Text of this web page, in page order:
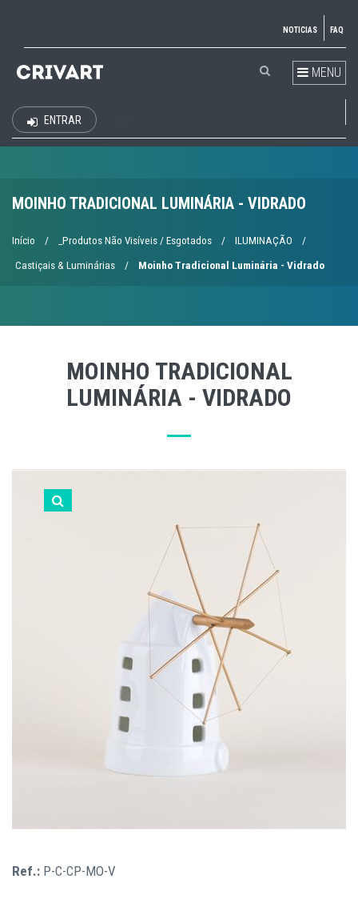
NOTICIAS FAQ
MENU
ENTRAR
MOINHO TRADICIONAL LUMINÁRIA - VIDRADO
Início / _Produtos Não Visíveis / Esgotados / ILUMINAÇÃO /
Castiçais & Luminárias / Moinho Tradicional Luminária - Vidrado
MOINHO TRADICIONAL
LUMINÁRIA - VIDRADO
Ref.: P-C-CP-MO-V